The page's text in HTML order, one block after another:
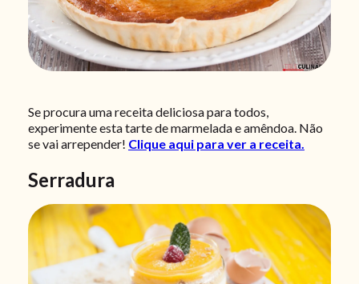
Se procura uma receita deliciosa para todos,
experimente esta tarte de marmelada e amêndoa. Não
se vai arrepender! Clique aqui para ver a receita.
Serradura